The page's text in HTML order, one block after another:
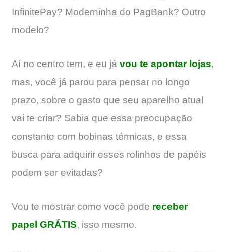
InfinitePay? Moderninha do PagBank? Outro
modelo?
Aí no centro tem, e eu já vou te apontar lojas,
mas, você já parou para pensar no longo
prazo, sobre o gasto que seu aparelho atual
vai te criar? Sabia que essa preocupação
constante com bobinas térmicas, e essa
busca para adquirir esses rolinhos de papéis
podem ser evitadas?
Vou te mostrar como você pode receber
papel GRÁTIS, isso mesmo.